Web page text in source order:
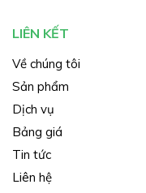
LIÊN KẾT
Về chúng tôi
Sản phẩm
Dịch vụ
Bảng giá
Tin tức
Liên hệ